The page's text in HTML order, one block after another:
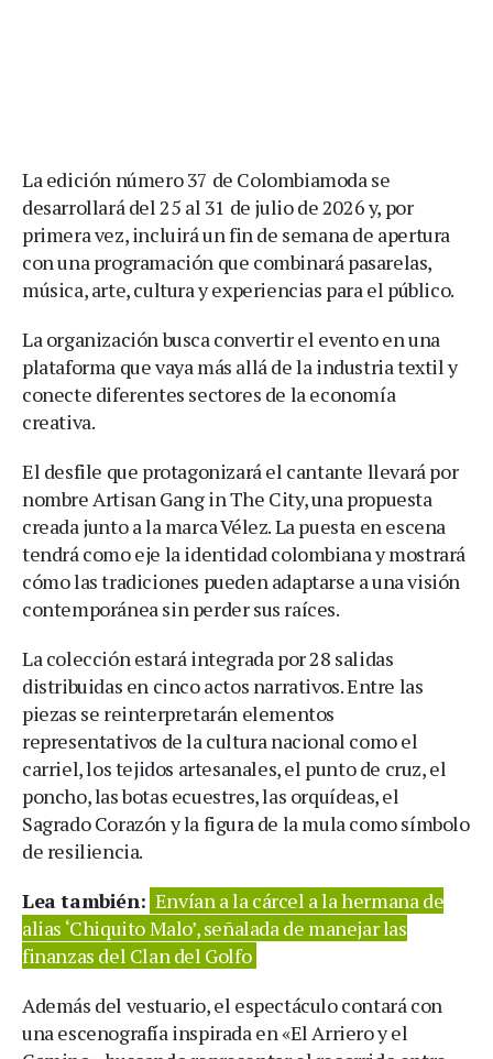
La edición número 37 de Colombiamoda se
desarrollará del 25 al 31 de julio de 2026 y, por
primera vez, incluirá un fin de semana de apertura
con una programación que combinará pasarelas,
música, arte, cultura y experiencias para el público.
La organización busca convertir el evento en una
plataforma que vaya más allá de la industria textil y
conecte diferentes sectores de la economía
creativa.
El desfile que protagonizará el cantante llevará por
nombre Artisan Gang in The City, una propuesta
creada junto a la marca Vélez. La puesta en escena
tendrá como eje la identidad colombiana y mostrará
cómo las tradiciones pueden adaptarse a una visión
contemporánea sin perder sus raíces.
La colección estará integrada por 28 salidas
distribuidas en cinco actos narrativos. Entre las
piezas se reinterpretarán elementos
representativos de la cultura nacional como el
carriel, los tejidos artesanales, el punto de cruz, el
poncho, las botas ecuestres, las orquídeas, el
Sagrado Corazón y la figura de la mula como símbolo
de resiliencia.
Lea también: Envían a la cárcel a la hermana de
alias ‘Chiquito Malo’, señalada de manejar las
finanzas del Clan del Golfo
Además del vestuario, el espectáculo contará con
una escenografía inspirada en «El Arriero y el